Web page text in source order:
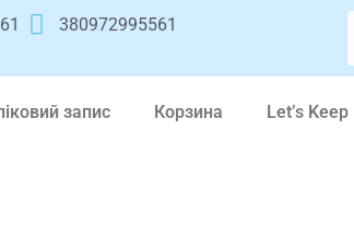
380972995561
запис Корзина Let’s